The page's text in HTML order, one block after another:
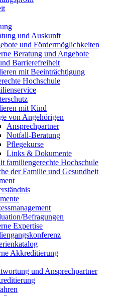
und Auskunft
und Fördermöglichkeiten
Beratung und Angebote
Barrierefreiheit
mit Beeinträchtigung
Hochschule
mit Kind
von Angehörigen
Ansprechpartner
Notfall-Beratung
Pflegekurse
Links & Dokumente
familiengerechte Hochschule
der Familie und Gesundheit
Befragungen
Expertise
Akkreditierung
und Ansprechpartner